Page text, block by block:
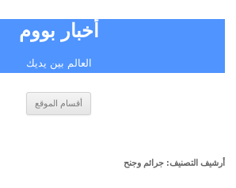
أخبار بووم
العالم بين يديك
أقسام الموقع
أرشيف التصنيف: جرائم وجنح